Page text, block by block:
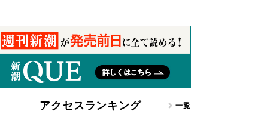
アクセスランキング 一覧